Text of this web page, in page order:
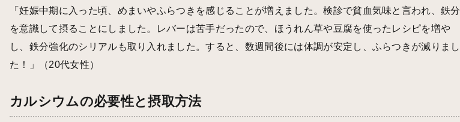
「妊娠中期に入った頃、めまいやふらつきを感じることが増えました。検診で貧血気味と言われ、鉄分
を意識して摂ることにしました。レバーは苦手だったので、ほうれん草や豆腐を使ったレシピを増や
し、鉄分強化のシリアルも取り入れました。すると、数週間後には体調が安定し、ふらつきが減りまし
た！」（20代女性）
カルシウムの必要性と摂取方法